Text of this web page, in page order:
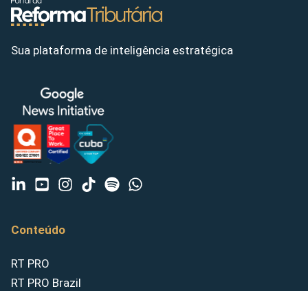
Sua plataforma de inteligência estratégica
Conteúdo
RT PRO
RT PRO Brazil